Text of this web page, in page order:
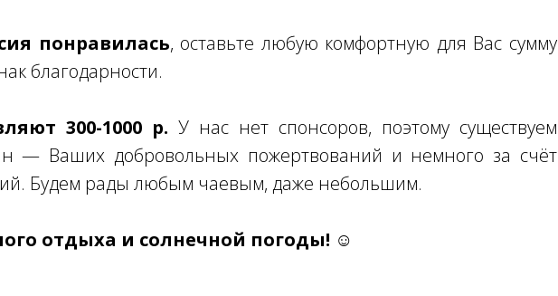
понравилась, оставьте любую комфортную для Вас сумму
благодарности.
300-1000 р. У нас нет спонсоров, поэтому существуем
— Ваших добровольных пожертвований и немного за счёт
Будем рады любым чаевым, даже небольшим.
отдыха и солнечной погоды! ☺